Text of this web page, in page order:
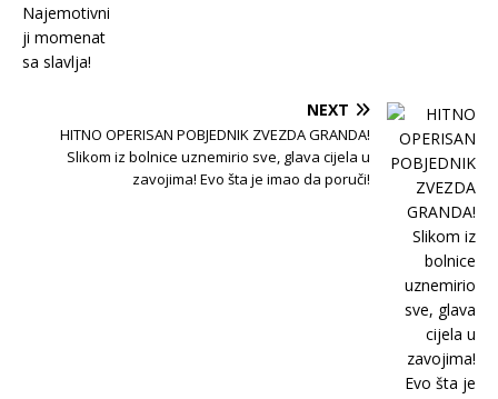
NEXT
HITNO OPERISAN POBJEDNIK ZVEZDA GRANDA!
Slikom iz bolnice uznemirio sve, glava cijela u
zavojima! Evo šta je imao da poruči!